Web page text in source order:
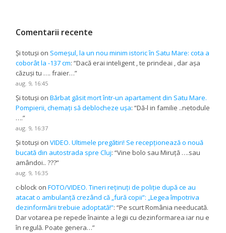
Comentarii recente
Și totuși on Someșul, la un nou minim istoric în Satu Mare: cota a
coborât la -137 cm: “Dacă erai inteligent , te prindeai , dar așa
căzuși tu …. fraier…”
aug. 9, 16:45
Și totuși onBărbat găsit mort într-un apartament din Satu Mare.
Pompierii, chemați să deblocheze ușa: “Dă-l in familie ..netodule
….”
aug. 9, 16:37
Și totuși onVIDEO. Ultimele pregătiri! Se recepționează o nouă
bucată din autostrada spre Cluj: “Vine bolo sau Miruță ….sau
amândoi.. ???”
aug. 9, 16:35
c-block onFOTO/VIDEO. Tineri reținuți de poliție după ce au
atacat o ambulanță crezând că „fură copii”: „Legea împotriva
dezinformării trebuie adoptată!”: “Pe scurt România needucată.
Dar votarea pe repede înainte a legii cu dezinformarea iar nu e
în regulă. Poate genera…”